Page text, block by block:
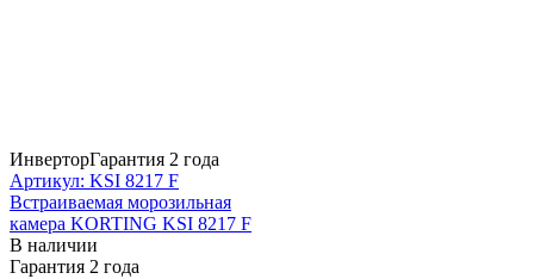
ИнверторГарантия 2 года
Артикул: KSI 8217 F
Встраиваемая морозильная
камера KORTING KSI 8217 F
В наличии
Гарантия 2 года